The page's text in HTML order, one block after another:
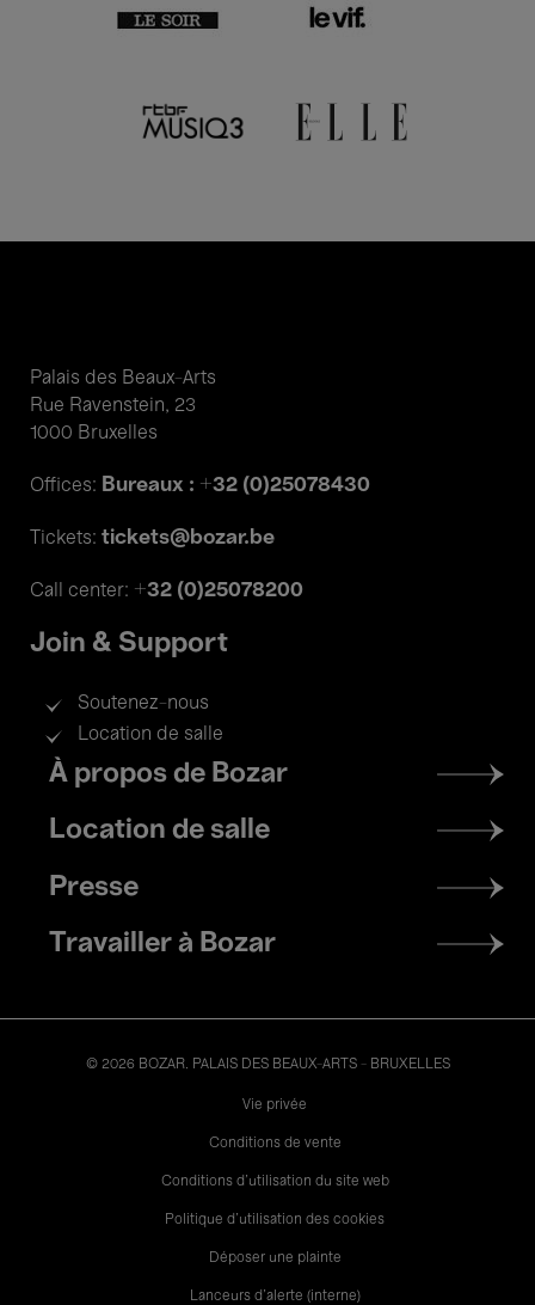
Palais des Beaux-Arts
Rue Ravenstein, 23
1000 Bruxelles
Offices: Bureaux : +32 (0)25078430
Tickets: tickets@bozar.be
Call center: +32 (0)25078200
Join & Support
Soutenez-nous
Location de salle
Footer
menu
À propos de Bozar
Location de salle
Presse
Travailler à Bozar
© 2026 BOZAR. PALAIS DES BEAUX-ARTS - BRUXELLES
Vie privée
Conditions de vente
Conditions d'utilisation du site web
Politique d'utilisation des cookies
Déposer une plainte
Lanceurs d’alerte (interne)